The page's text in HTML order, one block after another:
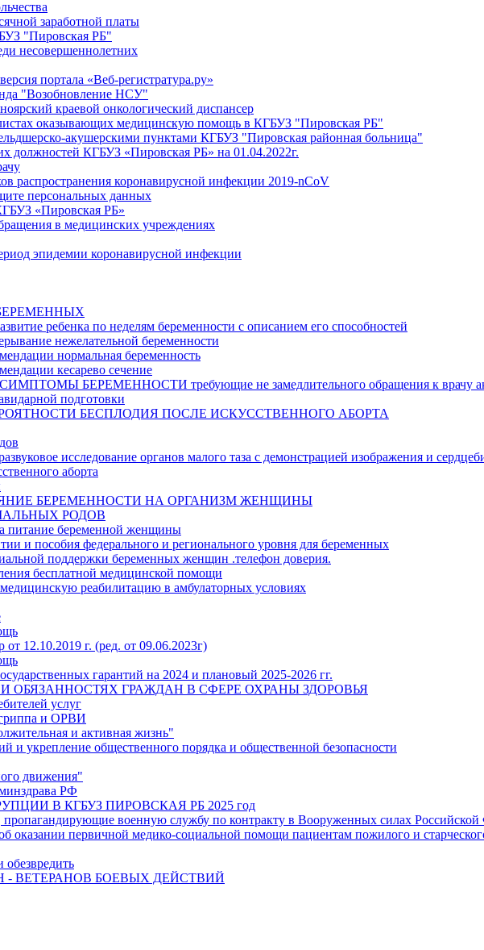
заработной платы
"Пировская РБ"
несовершеннолетних
портала «Веб-регистратура.ру»
"Возобновление НСУ"
краевой онкологический диспансер
оказывающих медицинскую помощь в КГБУЗ "Пировская РБ"
акушерскими пунктами КГБУЗ "Пировская районная больница"
должностей КГБУЗ «Пировская РБ» на 01.04.2022г.
распространения коронавирусной инфекции 2019-nCoV
персональных данных
«Пировская РБ»
в медицинских учреждениях
эпидемии коронавирусной инфекции
ребенка по неделям беременности с описанием его способностей
нежелательной беременности
нормальная беременность
кесарево сечение
БЕРЕМЕННОСТИ требующие не замедлительного обращения к врачу
подготовки
БЕСПЛОДИЯ ПОСЛЕ ИСКУССТВЕННОГО АБОРТА
исследование органов малого таза с демонстрацией изображения и
аборта
БЕРЕМЕННОСТИ НА ОРГАНИЗМ ЖЕНЩИНЫ
РОДОВ
питание беременной женщины
и пособия федерального и регионального уровня для беременных
поддержки беременных женщин .телефон доверия.
бесплатной медицинской помощи
реабилитацию в амбулаторных условиях
12.10.2019 г. (ред. от 09.06.2023г)
гарантий на 2024 и плановый 2025-2026 гг.
ОБЯЗАННОСТЯХ ГРАЖДАН В СФЕРЕ ОХРАНЫ ЗДОРОВЬЯ
услуг
и ОРВИ
и активная жизнь"
и укрепление общественного порядка и общественной безопасности
движения"
РФ
В КГБУЗ ПИРОВСКАЯ РБ 2025 год
военную службу по контракту в Вооруженных силах Российской
оказании первичной медико-социальной помощи пациентам пожилого и
ВЕТЕРАНОВ БОЕВЫХ ДЕЙСТВИЙ